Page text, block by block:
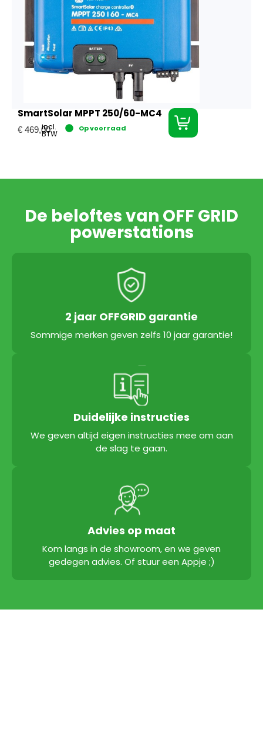
SmartSolar MPPT 250/60-MC4
€ 469,00
incl.
BTW
Op voorraad
De beloftes van OFF GRID
powerstations
2 jaar OFFGRID garantie
Sommige merken geven zelfs 10 jaar garantie!
Duidelijke instructies
We geven altijd eigen instructies mee om aan
de slag te gaan.
Advies op maat
Kom langs in de showroom, en we geven
gedegen advies. Of stuur een Appje ;)